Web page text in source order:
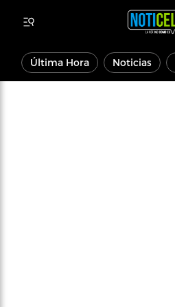
Última Hora Noticias